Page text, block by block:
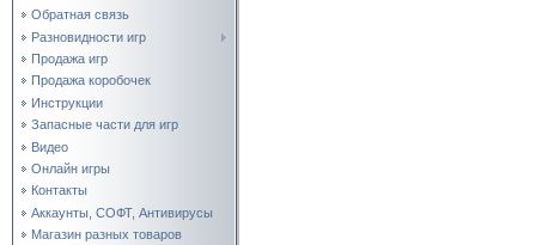
Обратная связь
Разновидности игр
Продажа игр
Продажа коробочек
Инструкции
Запасные части для игр
Видео
Онлайн игры
Контакты
Аккаунты, СОФТ, Антивирусы
Магазин разных товаров